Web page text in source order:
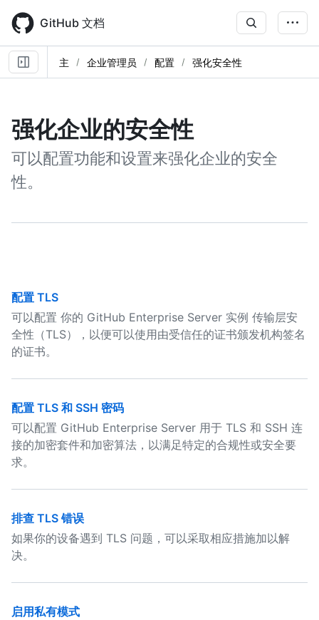
main
content
GitHub 文档
主 企业管理员 配置 强化安全性
强化企业的安全性
可以配置功能和设置来强化企业的安全
性。
配置 TLS
可以配置 你的 GitHub Enterprise Server 实例 传输层安
全性（TLS），以便可以使用由受信任的证书颁发机构签名
的证书。
配置 TLS 和 SSH 密码
可以配置 GitHub Enterprise Server 用于 TLS 和 SSH 连
接的加密套件和加密算法，以满足特定的合规性或安全要
求。
排查 TLS 错误
如果你的设备遇到 TLS 问题，可以采取相应措施加以解
决。
启用私有模式